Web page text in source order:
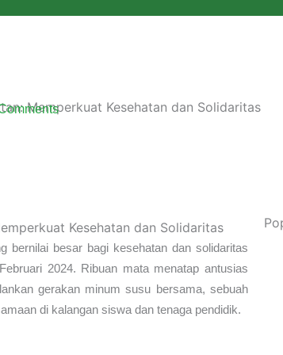
Memperkuat Kesehatan dan Solidaritas
bernilai besar bagi kesehatan dan solidaritas
2024. Ribuan mata menatap antusias
gerakan minum susu bersama, sebuah
di kalangan siswa dan tenaga pendidik.